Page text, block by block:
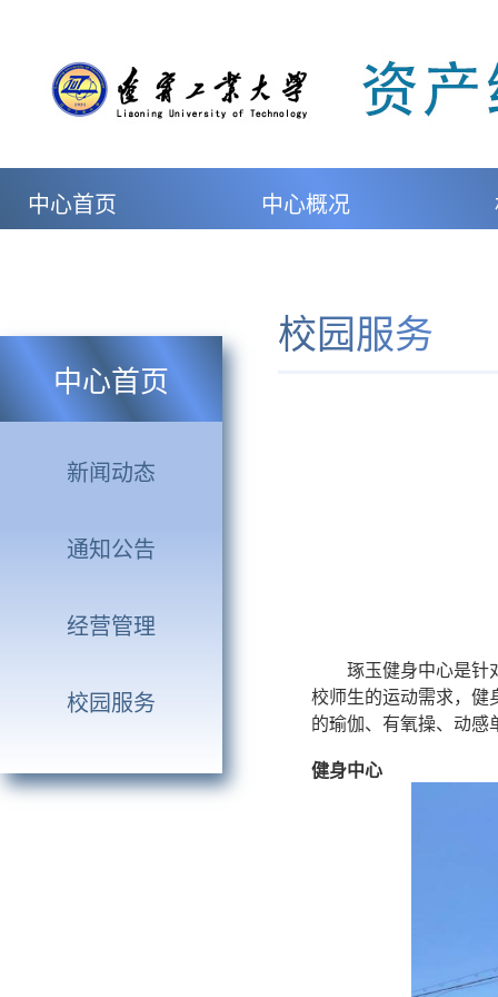
中心首页 中心概况
中心首页
新闻动态
通知公告
经营管理
校园服务
校园服务
琢玉健身中心是针
校师生的运动需求，健
的瑜伽、有氧操、动感
健身中心